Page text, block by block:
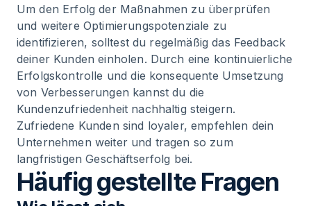
Um den Erfolg der Maßnahmen zu überprüfen
und weitere Optimierungspotenziale zu
identifizieren, solltest du regelmäßig das Feedback
deiner Kunden einholen. Durch eine kontinuierliche
Erfolgskontrolle und die konsequente Umsetzung
von Verbesserungen kannst du die
Kundenzufriedenheit nachhaltig steigern.
Zufriedene Kunden sind loyaler, empfehlen dein
Unternehmen weiter und tragen so zum
langfristigen Geschäftserfolg bei.
Häufig gestellte Fragen